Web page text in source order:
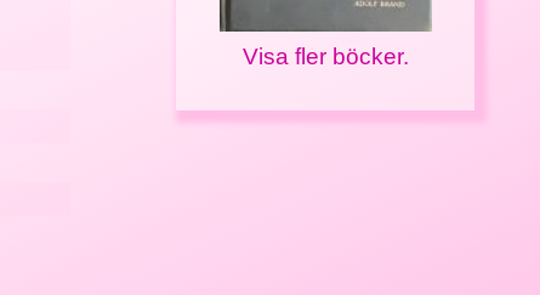
Visa fler böcker.